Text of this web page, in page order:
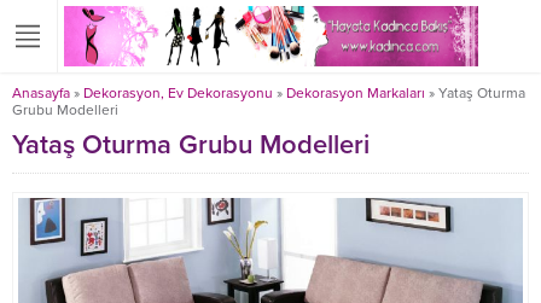
Anasayfa » Dekorasyon, Ev Dekorasyonu » Dekorasyon Markaları » Yataş Oturma
Grubu Modelleri
Yataş Oturma Grubu Modelleri